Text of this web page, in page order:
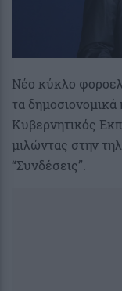
Νέο κύκλο
τα δημοσιονομικά
Κυβερνητικός
μιλώντας στην
“Συνδέσεις”.